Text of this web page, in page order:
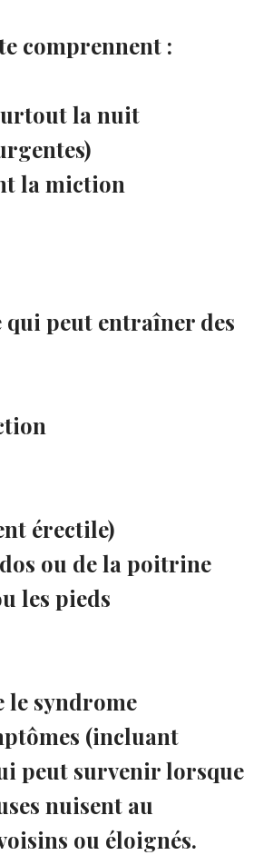
comprennent :
la nuit
la miction
qui peut entraîner des
érectile)
ou de la poitrine
les pieds
le syndrome
(incluant
peut survenir lorsque
nuisent au
ou éloignés.